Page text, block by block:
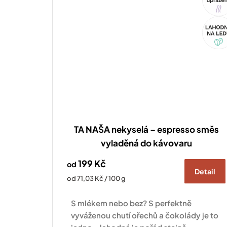
TA NAŠA nekyselá – espresso směs
vyladěná do kávovaru
od 199 Kč
Měrná
od 71,03 Kč / 100 g
Detail
S mlékem nebo bez? S perfektně
vyváženou chutí ořechů a čokolády je to